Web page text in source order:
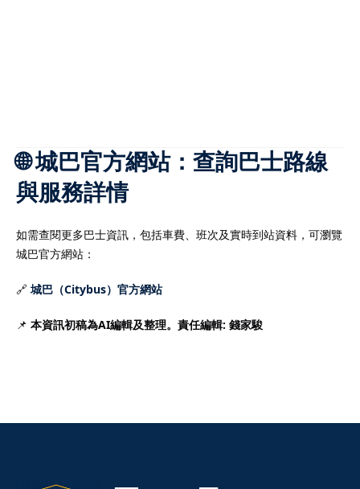
🌐 城巴官方網站：查詢巴士路線
與服務詳情
如需查閱更多巴士資訊，包括車費、班次及實時到站資料，可瀏覽
城巴官方網站：
🔗 城巴（Citybus）官方網站
📌 本資訊初稿為AI編輯及整理。責任編輯: 錢家駿